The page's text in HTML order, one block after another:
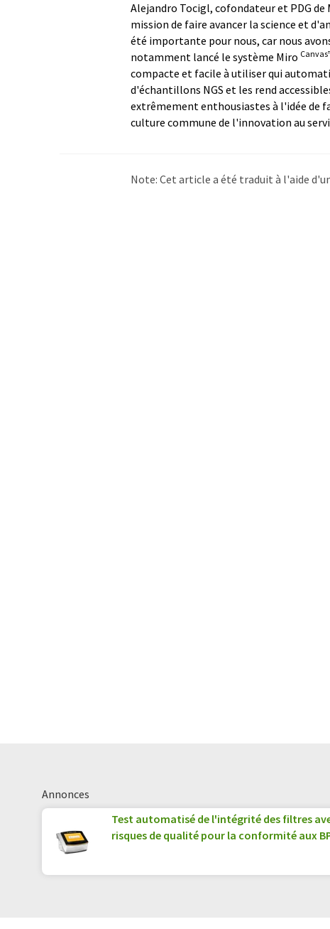
Alejandro Tocigl, cofondateur et PDG de
mission de faire avancer la science et
été importante pour nous, car nous
notamment lancé le système Miro
compacte et facile à utiliser qui
d'échantillons NGS et les rend
extrêmement enthousiastes à l'idée de
culture commune de l'innovation au
Note: Cet article a été traduit à l'aide
Annonces
Test automatisé de l'intégrité des filtres
risques de qualité pour la conformité aux